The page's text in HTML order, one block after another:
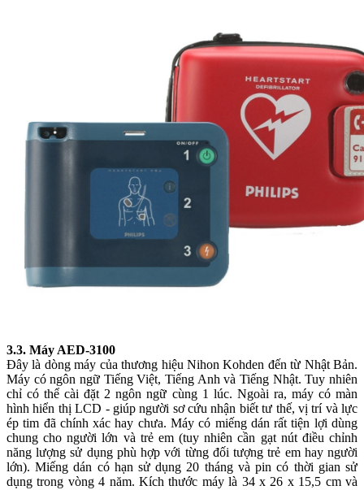
3.3. Máy AED-3100
Đây là dòng máy của thương hiệu Nihon Kohden đến từ Nhật Bản.
Máy có ngôn ngữ Tiếng Việt, Tiếng Anh và Tiếng Nhật. Tuy nhiên
chỉ có thể cài đặt 2 ngôn ngữ cùng 1 lúc. Ngoài ra, máy có màn
hình hiển thị LCD - giúp người sơ cứu nhận biết tư thế, vị trí và lực
ép tim đã chính xác hay chưa. Máy có miếng dán rất tiện lợi dùng
chung cho người lớn và trẻ em (tuy nhiên cần gạt nút điều chỉnh
năng lượng sử dụng phù hợp với từng đối tượng trẻ em hay người
lớn). Miếng dán có hạn sử dụng 20 tháng và pin có thời gian sử
dụng trong vòng 4 năm. Kích thước máy là 34 x 26 x 15,5 cm và